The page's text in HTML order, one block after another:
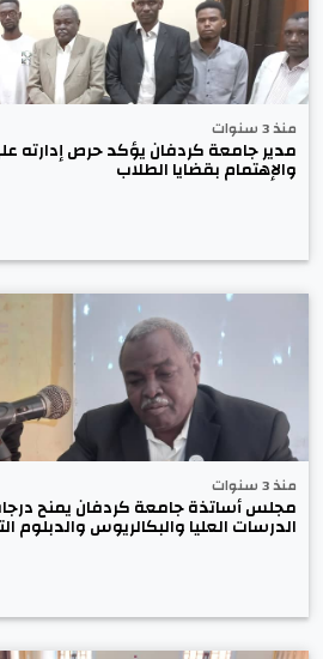
منذ 3 سنوات
مدير جامعة كردفان يؤكد حرص إدارته
والإهتمام بقضايا الطلاب
منذ 3 سنوات
مجلس أساتذة جامعة كردفان يمنح
الدرسات العليا والبكالريوس والدبلوم